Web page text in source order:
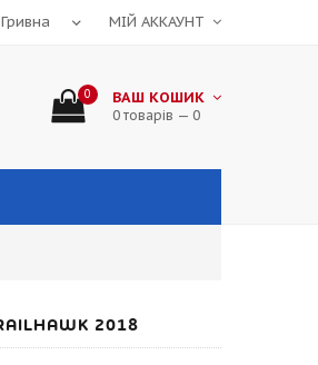
МІЙ АККАУНТ
0 ВАШ КОШИК
0 товарів — 0
2018